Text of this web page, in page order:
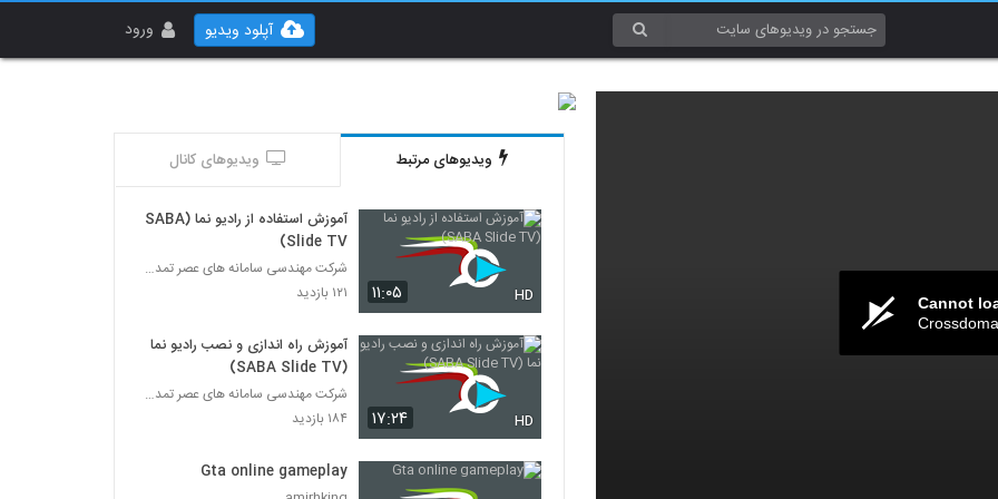
ورود آپلود ویدیو
Cannot
ویدیوهای مرتبط ویدیوهای کانال
۱۱:۰۵ HD
آموزش استفاده از رادیو نما (SABA
Slide TV)
شرکت مهندسی سامانه های عصر تمدن (ساعت)
۱۲۱ بازدید
۱۷:۲۴ HD
آموزش راه اندازی و نصب رادیو نما
(SABA Slide TV)
شرکت مهندسی سامانه های عصر تمدن (ساعت)
۱۸۴ بازدید
Gta online gameplay